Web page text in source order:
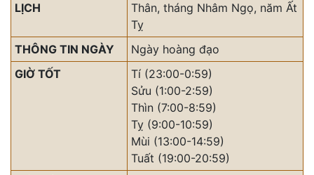
LỊCH
Thân, tháng Nhâm Ngọ, năm Ất
Tỵ
THÔNG TIN NGÀY
Ngày hoàng đạo
GIỜ TỐT
Tí (23:00-0:59)
Sửu (1:00-2:59)
Thìn (7:00-8:59)
Tỵ (9:00-10:59)
Mùi (13:00-14:59)
Tuất (19:00-20:59)